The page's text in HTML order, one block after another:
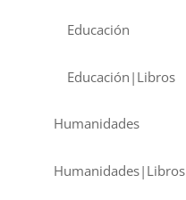
Educación
Educación|Libros
Humanidades
Humanidades|Libros